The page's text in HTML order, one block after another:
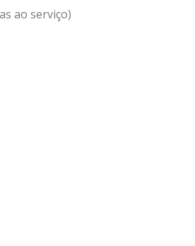
ao serviço)